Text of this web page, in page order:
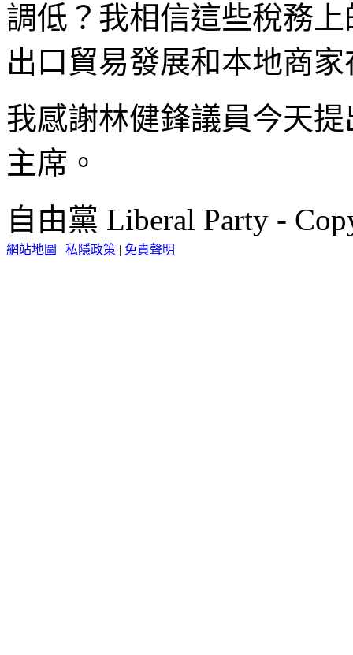
調低？我相信這些稅務
出口貿易發展和本地商
我感謝林健鋒議員今天
主席。
自由黨 Liberal Party -
網站地圖 | 私隱政策 | 免責聲明